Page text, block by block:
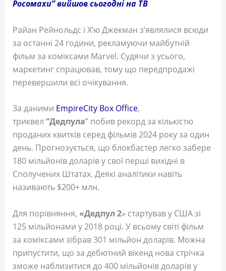
Росомахи” вийшов сьогодні на ТВ
Райан Рейнольдс і Х’ю Джекман з’являлися всюди
за останні 24 години, рекламуючи майбутній
фільм за коміксами Marvel. Судячи з усього,
маркетинг спрацював, тому що передпродажі
перевершили всі очікування.
За даними EmpireCity Box Office,
триквел “Дедпула” побив рекорд за кількістю
проданих квитків серед фільмів 2024 року за один
день. Прогнозується, що блокбастер легко забере
180 мільйонів доларів у свої перші вихідні в
Сполучених Штатах. Деякі аналітики навіть
називають $200+ млн.
Для порівняння, «Дедпул 2» стартував у США зі
125 мільйонами у 2018 році. У всьому світі фільм
за коміксами зібрав 301 мільйон доларів. Можна
припустити, що за дебютний вікенд нова стрічка
зможе наблизитися до 400 мільйонів доларів у